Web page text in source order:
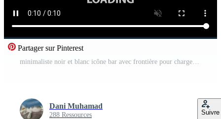
Partager sur Pinterest
minimaliste noir et blanc icône bar avec frontière pour chargement Animé , mouvement graphique illustration conception bande-annonce, génial pour , la toile ou app éléments Vidéo Pro
Dani Muhamad
288 Ressources Suivre